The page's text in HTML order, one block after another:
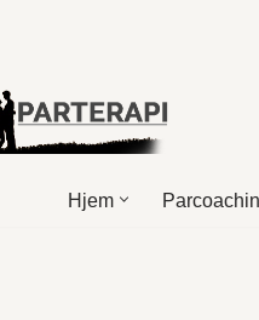
Hjem